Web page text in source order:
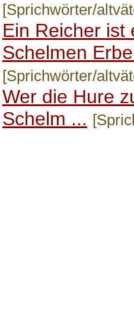
[Sprichwörter/
Ein Reicher ist
Schelmen
[Sprichwörter/
Wer die Hure
Schelm ...